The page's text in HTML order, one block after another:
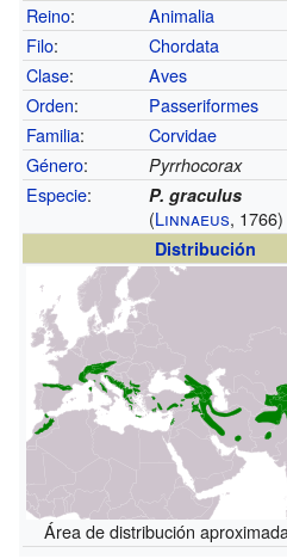
Reino:
Animalia
Filo:
Chordata
Clase:
Aves
Orden:
Passeriformes
Familia:
Corvidae
Género: Pyrrhocorax
Especie: P. graculus
(Linnaeus, 1766)
Distribución
Área de distribución